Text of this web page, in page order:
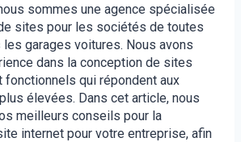
sommes une agence spécialisée
sites pour les sociétés de toutes
garages voitures. Nous avons
dans la conception de sites
fonctionnels qui répondent aux
élevées. Dans cet article, nous
meilleurs conseils pour la
internet pour votre entreprise, afin